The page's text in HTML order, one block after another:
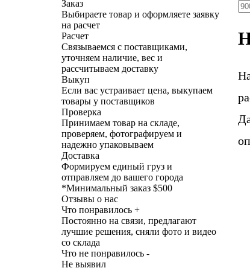
Заказ
Выбираете товар и оформляете заявку
на расчет
Расчет
Связываемся с поставщиками,
уточняем наличие, вес и
рассчитываем доставку
Выкуп
Если вас устраивает цена, выкупаем
товары у поставщиков
Проверка
Принимаем товар на складе,
проверяем, фотографируем и
надежно упаковываем
Доставка
Формируем единый груз и
отправляем до вашего города
*Минимальный заказ $500
Отзывы о нас
Что понравилось +
Постоянно на связи, предлагают
лучшие решения, сняли фото и видео
со склада
Что не понравилось -
Не выявил